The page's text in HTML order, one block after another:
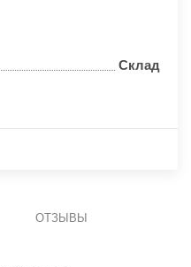
Склад
ОТЗЫВЫ